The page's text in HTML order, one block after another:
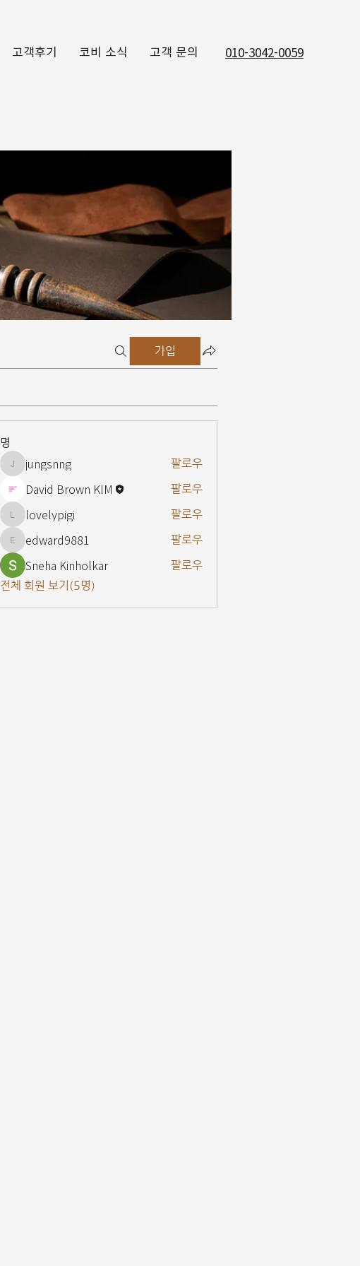
고객후기 코비 소식 고객 문의 010-3042-0059
가입
명
jungsnng
jungsnng 팔로우
David Brown KIM 팔로우
lovelypigi
lovelypigi 팔로우
edward9881
edward9881 팔로우
Sneha Kinholkar
팔로우
전체 회원 보기(5명)